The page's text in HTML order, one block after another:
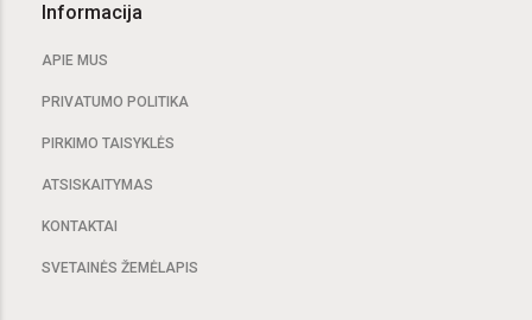
Informacija
APIE MUS
PRIVATUMO POLITIKA
PIRKIMO TAISYKLĖS
ATSISKAITYMAS
KONTAKTAI
SVETAINĖS ŽEMĖLAPIS